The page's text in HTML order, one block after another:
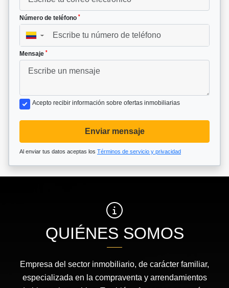
Número de teléfono *
▼
Mensaje *
Acepto recibir información sobre ofertas inmobiliarias
Enviar mensaje
Al enviar tus datos aceptas los Términos de servicio y privacidad
QUIÉNES SOMOS
Empresa del sector inmobiliario, de carácter familiar,
especializada en la compraventa y arrendamientos